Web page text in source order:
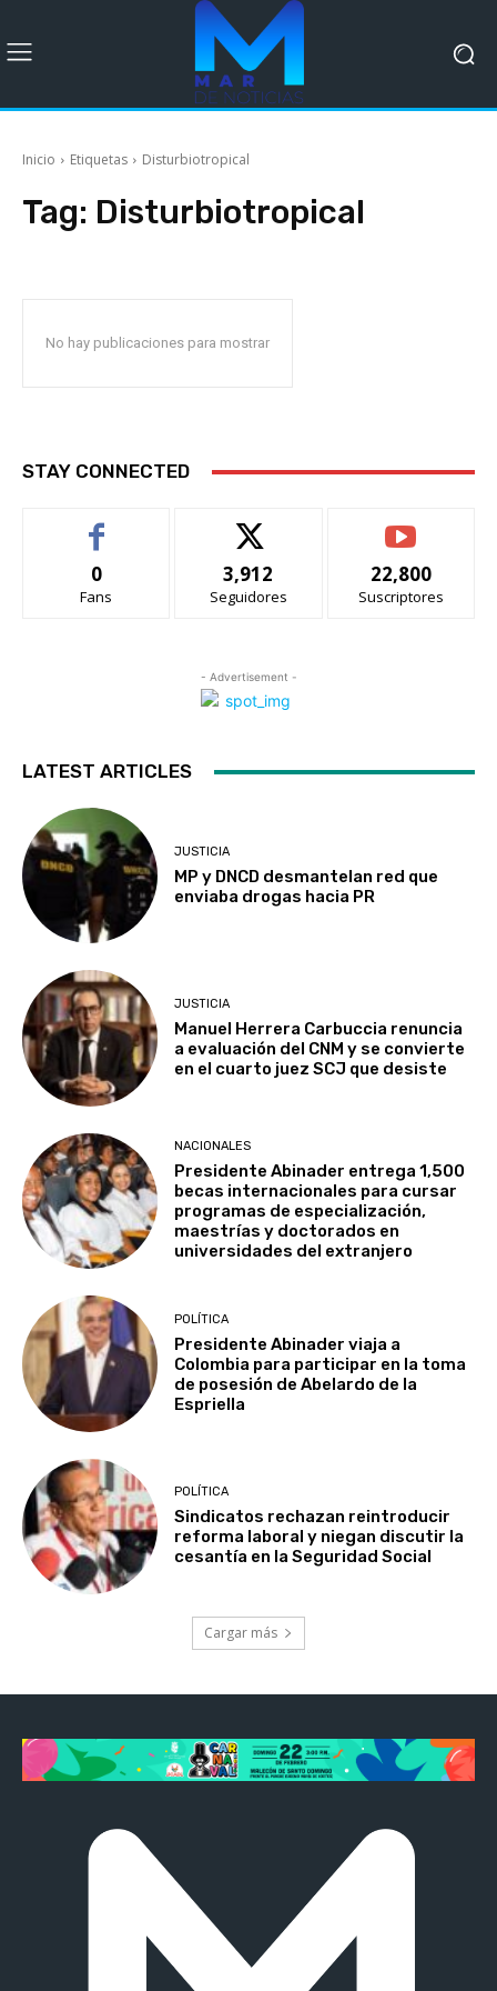
Inicio Etiquetas Disturbiotropical
Tag: Disturbiotropical
No hay publicaciones para mostrar
STAY CONNECTED
0
Fans
3,912
Seguidores
22,800
Suscriptores
- Advertisement -
LATEST ARTICLES
JUSTICIA
MP y DNCD desmantelan red que
enviaba drogas hacia PR
JUSTICIA
Manuel Herrera Carbuccia renuncia
a evaluación del CNM y se convierte
en el cuarto juez SCJ que desiste
NACIONALES
Presidente Abinader entrega 1,500
becas internacionales para cursar
programas de especialización,
maestrías y doctorados en
universidades del extranjero
POLÍTICA
Presidente Abinader viaja a
Colombia para participar en la toma
de posesión de Abelardo de la
Espriella
POLÍTICA
Sindicatos rechazan reintroducir
reforma laboral y niegan discutir la
cesantía en la Seguridad Social
Cargar más